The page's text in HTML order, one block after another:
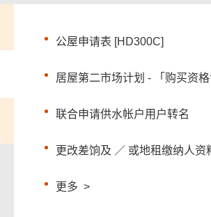
公屋申请表 [HD300C]
居屋第二市场计划 - 「购买资
联合申请供水帐户用户转名
更改差饷及 ／ 或地租缴纳人资
更多 >